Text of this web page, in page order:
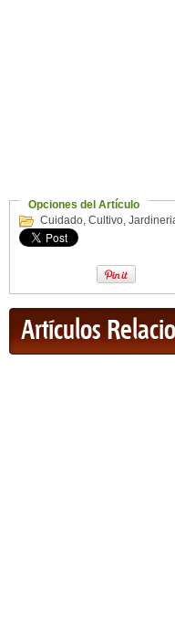
Opciones del Artículo
Cuidado, Cultivo,
Artículos